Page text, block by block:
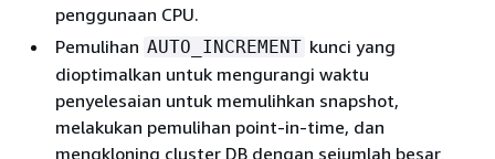
penggunaan CPU.
Pemulihan AUTO_INCREMENT kunci yang
dioptimalkan untuk mengurangi waktu
penyelesaian untuk memulihkan snapshot,
melakukan pemulihan point-in-time, dan
mengkloning cluster DB dengan sejumlah besar